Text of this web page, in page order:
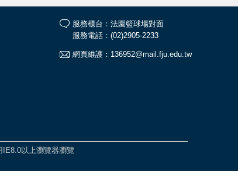
服務櫃台：法園籃球場對面
服務電話：(02)2905-2233
網頁維護：136952@mail.fju.edu.tw
以上瀏覽器瀏覽